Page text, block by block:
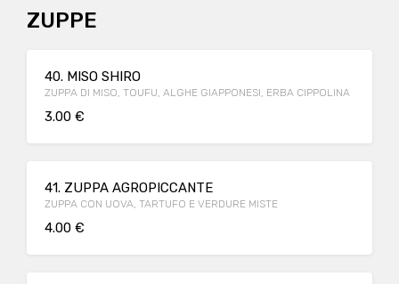
ZUPPE
40. MISO SHIRO
ZUPPA DI MISO, TOUFU, ALGHE GIAPPONESI, ERBA CIPPOLINA
3.00 €
41. ZUPPA AGROPICCANTE
ZUPPA CON UOVA, TARTUFO E VERDURE MISTE
4.00 €